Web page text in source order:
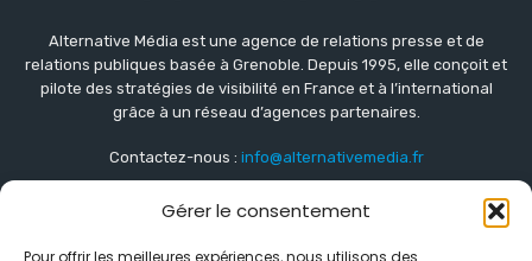
Gérer le consentement
Pour offrir les meilleures expériences, nous utilisons des
Alternative Média est une agence de relations presse et de
relations publiques basée à Grenoble. Depuis 1995, elle conçoit et
pilote des stratégies de visibilité en France et à l’international
grâce à un réseau d’agences partenaires.
Contactez-nous : info@alternativemedia.fr